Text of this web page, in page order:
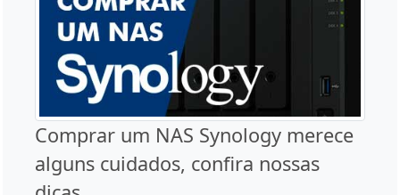
Comprar um NAS Synology merece
alguns cuidados, confira nossas